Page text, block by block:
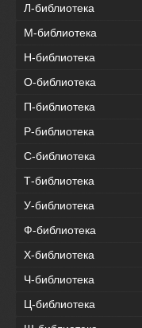
Л-библиотека
М-библиотека
Н-библиотека
О-библиотека
П-библиотека
Р-библиотека
С-библиотека
Т-библиотека
У-библиотека
Ф-библиотека
Х-библиотека
Ч-библиотека
Ц-библиотека